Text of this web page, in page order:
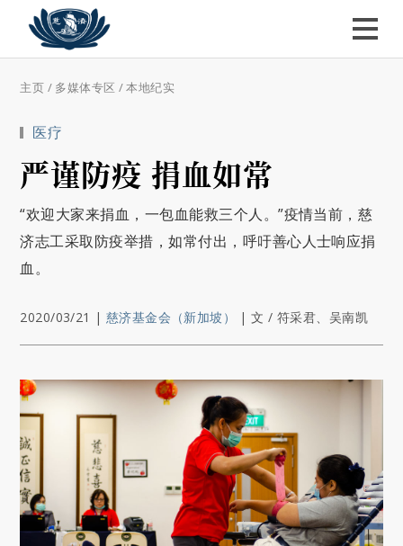
主页 / 多媒体专区 /本地纪实
医疗
严谨防疫 捐血如常
“欢迎大家来捐血，一包血能救三个人。”疫情当前，慈
济志工采取防疫举措，如常付出，呼吁善心人士响应捐
血。
2020/03/21 | 慈济基金会（新加坡） |文 / 符采君、吴南凯